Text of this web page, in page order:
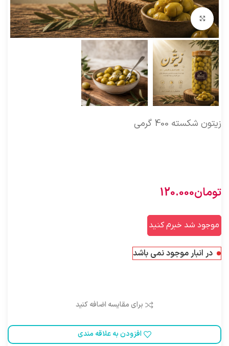
بزرگنمایی تصویر
زیتون شکسته 400 گرمی
تومان120.000
موجود شد خبرم کنید
در انبار موجود نمی باشد
برای مقایسه اضافه کنید
افزودن به علاقه مندی